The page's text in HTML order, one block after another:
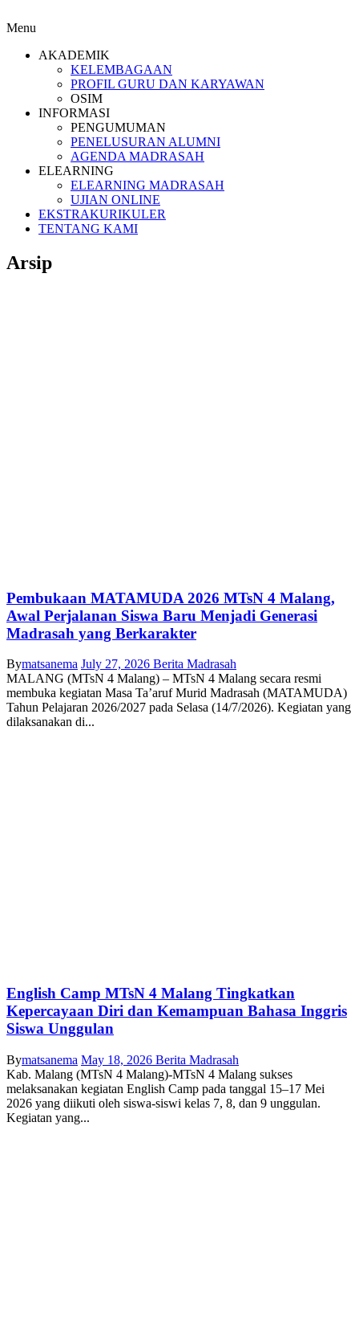
Menu
AKADEMIK
KELEMBAGAAN
PROFIL GURU DAN KARYAWAN
OSIM
INFORMASI
PENGUMUMAN
PENELUSURAN ALUMNI
AGENDA MADRASAH
ELEARNING
ELEARNING MADRASAH
UJIAN ONLINE
EKSTRAKURIKULER
TENTANG KAMI
Arsip
Pembukaan MATAMUDA 2026 MTsN 4 Malang,
Awal Perjalanan Siswa Baru Menjadi Generasi
Madrasah yang Berkarakter
Bymatsanema July 27, 2026 Berita Madrasah
MALANG (MTsN 4 Malang) – MTsN 4 Malang secara resmi
membuka kegiatan Masa Ta’aruf Murid Madrasah (MATAMUDA)
Tahun Pelajaran 2026/2027 pada Selasa (14/7/2026). Kegiatan yang
dilaksanakan di...
English Camp MTsN 4 Malang Tingkatkan
Kepercayaan Diri dan Kemampuan Bahasa Inggris
Siswa Unggulan
Bymatsanema May 18, 2026 Berita Madrasah
Kab. Malang (MTsN 4 Malang)-MTsN 4 Malang sukses
melaksanakan kegiatan English Camp pada tanggal 15–17 Mei
2026 yang diikuti oleh siswa-siswi kelas 7, 8, dan 9 unggulan.
Kegiatan yang...